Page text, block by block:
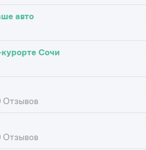
авто
Сочи
Отзывов
Отзывов